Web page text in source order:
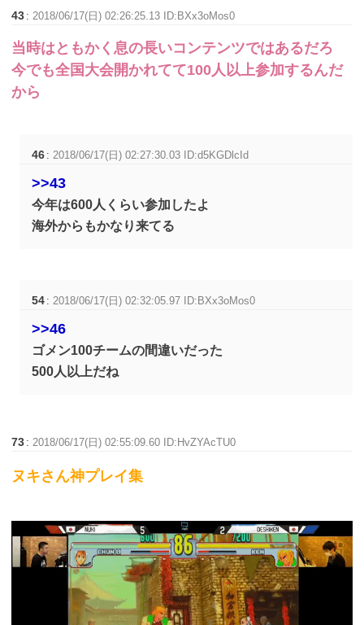
43 :2018/06/17(日) 02:26:25.13 ID:BXx3oMos0
当時はともかく息の長いコンテンツではあるだろ
今でも全国大会開かれてて100人以上参加するんだ
から
46 :2018/06/17(日) 02:27:30.03 ID:d5KGDlcId
>>43
今年は600人くらい参加したよ
海外からもかなり来てる
54 :2018/06/17(日) 02:32:05.97 ID:BXx3oMos0
>>46
ゴメン100チームの間違いだった
500人以上だね
73 :2018/06/17(日) 02:55:09.60 ID:HvZYAcTU0
ヌキさん神プレイ集